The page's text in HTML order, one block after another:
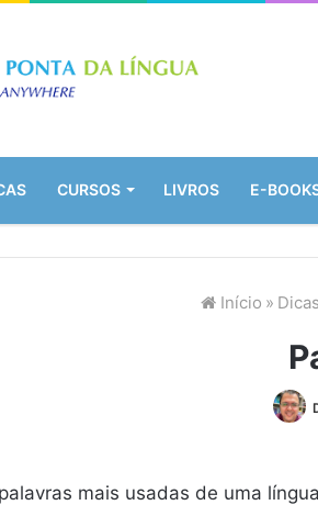
CURSOS LIVROS E-
Início »
mais usadas de uma